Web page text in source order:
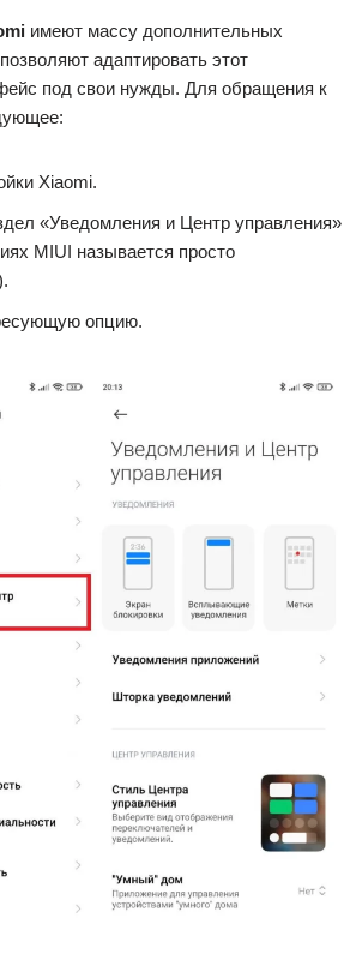
имеют массу дополнительных
адаптировать этот
под свои нужды. Для обращения к
Xiaomi.
«Уведомления и Центр управления»
MIUI называется просто
опцию.